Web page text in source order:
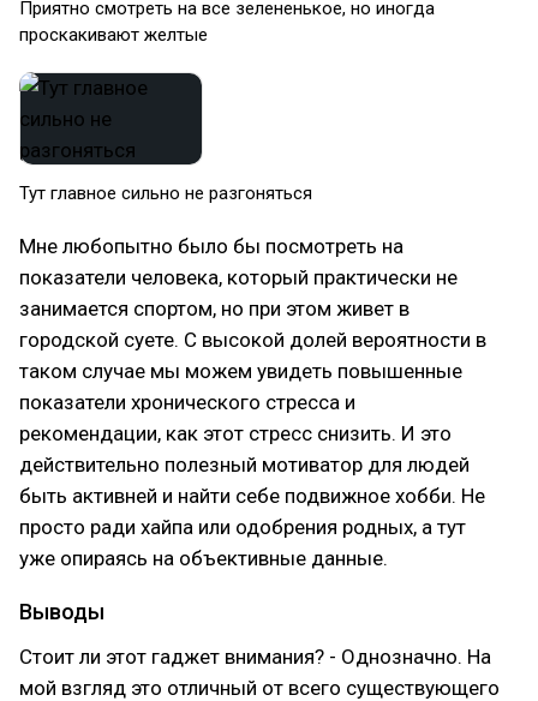
Приятно смотреть на все зелененькое, но иногда
проскакивают желтые
Тут главное сильно не разгоняться
Мне любопытно было бы посмотреть на
показатели человека, который практически не
занимается спортом, но при этом живет в
городской суете. С высокой долей вероятности в
таком случае мы можем увидеть повышенные
показатели хронического стресса и
рекомендации, как этот стресс снизить. И это
действительно полезный мотиватор для людей
быть активней и найти себе подвижное хобби. Не
просто ради хайпа или одобрения родных, а тут
уже опираясь на объективные данные.
Выводы
Стоит ли этот гаджет внимания? - Однозначно. На
мой взгляд это отличный от всего существующего